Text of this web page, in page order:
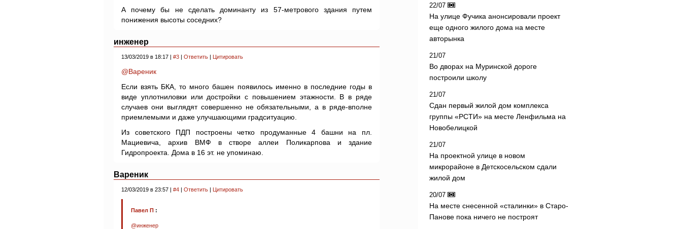
А почему бы не сделать доминанту из 57-метрового здания путем
понижения высоты соседних?
инженер
13/03/2019 в 18:17 | #3 | Ответить | Цитировать
@Вареник
Если взять БКА, то много башен появилось именно в последние годы в
виде уплотниловки или достройки с повышением этажности. В в ряде
случаев они выглядят совершенно не обязательными, а в ряде-вполне
приемлемыми и даже улучшающими градситуацию.
Из советского ПДП построены четко продуманные 4 башни на пл.
Мациевича, архив ВМФ в створе аллеи Поликарпова и здание
Гидропроекта. Дома в 16 эт. не упоминаю.
Вареник
12/03/2019 в 23:57 | #4 | Ответить | Цитировать
Павел П :
@инженер
22/07
На улице Фучика анонсировали проект
еще одного жилого дома на месте
авторынка
21/07
Во дворах на Муринской дороге
построили школу
21/07
Сдан первый жилой дом комплекса
группы «РСТИ» на месте Ленфильма на
Новобелицкой
21/07
На проектной улице в новом
микрорайоне в Детскосельском сдали
жилой дом
20/07
На месте снесенной «сталинки» в Старо-
Панове пока ничего не построят